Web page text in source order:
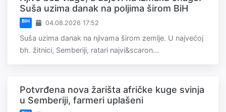
Suša uzima danak na poljima širom BiH
BiH 04.08.2026 17:52
Suša uzima danak na njivama širom zemlje. U najvećoj
bh. žitnici, Semberiji, ratari najvi&scaron...
Potvrđena nova žarišta afričke kuge svinja
u Semberiji, farmeri uplašeni